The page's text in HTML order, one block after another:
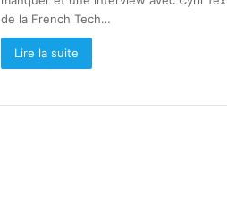
de la French Tech…
Lire la suite